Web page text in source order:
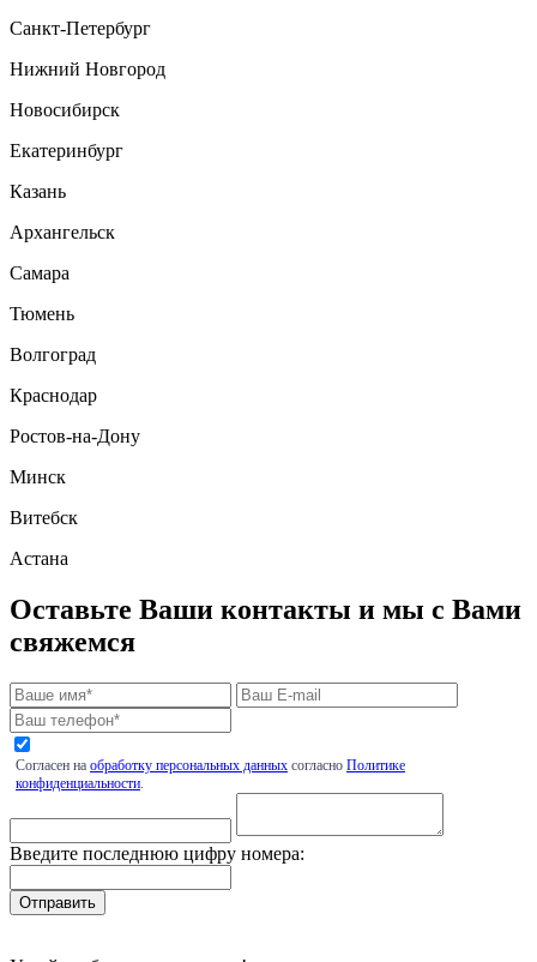
Санкт-Петербург
Нижний Новгород
Новосибирск
Екатеринбург
Казань
Архангельск
Самара
Тюмень
Волгоград
Краснодар
Ростов-на-Дону
Минск
Витебск
Астана
Оставьте Ваши контакты и мы с Вами
свяжемся
Согласен на обработку персональных данных согласно Политике
конфиденциальности.
Введите последнюю цифру номера: